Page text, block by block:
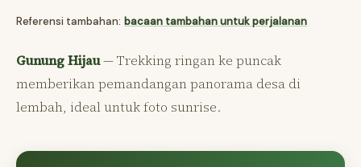
Referensi tambahan: bacaan tambahan untuk perjalanan
Gunung Hijau— Trekking ringan ke puncak
memberikan pemandangan panorama desa di
lembah, ideal untuk foto sunrise.